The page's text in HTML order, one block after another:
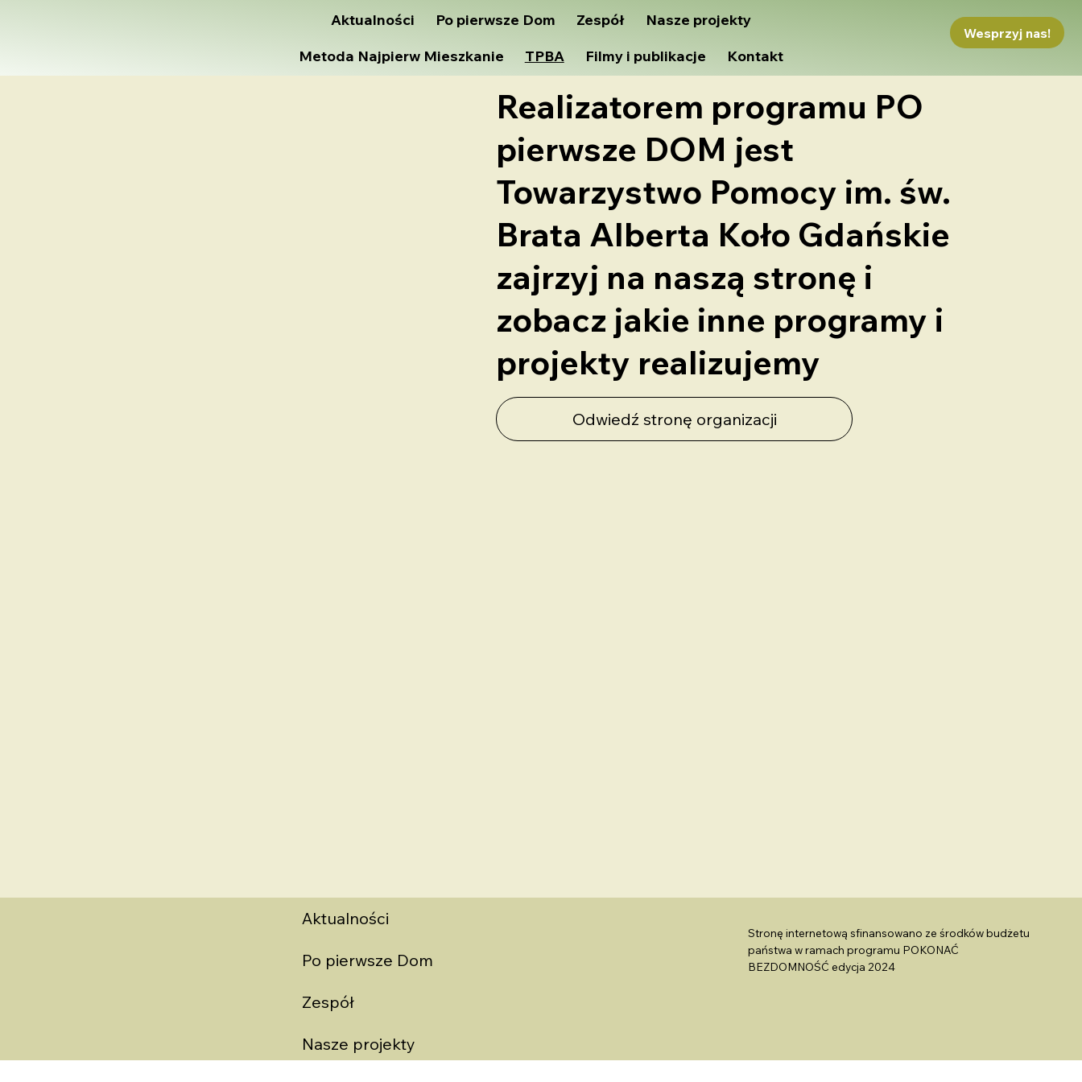
Aktualności Po pierwsze Dom Zespół
Nasze projekty
Metoda Najpierw Mieszkanie
TPBA Filmy i publikacje Kontakt
Wesprzyj nas!
Realizatorem programu PO
pierwsze DOM jest
Towarzystwo Pomocy im. św.
Brata Alberta Koło Gdańskie
zajrzyj na naszą stronę i
zobacz jakie inne programy i
projekty realizujemy
Odwiedź stronę organizacji
Aktualności
Po pierwsze Dom
Zespół
Nasze projekty
Stronę internetową sfinansowano ze środków budżetu
państwa w ramach programu POKONAĆ
BEZDOMNOŚĆ edycja 2024